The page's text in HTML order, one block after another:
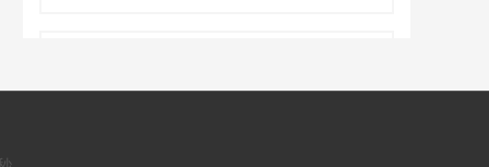
云南玉昆
vs 成都蓉城